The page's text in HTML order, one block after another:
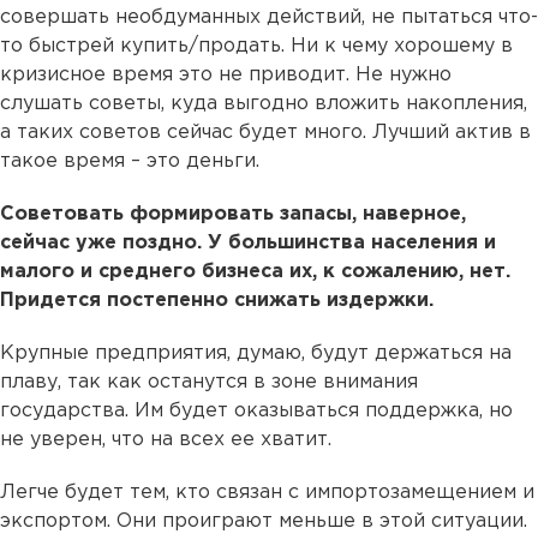
совершать необдуманных действий, не пытаться что-
то быстрей купить/продать. Ни к чему хорошему в
кризисное время это не приводит. Не нужно
слушать советы, куда выгодно вложить накопления,
а таких советов сейчас будет много. Лучший актив в
такое время – это деньги.
Советовать формировать запасы, наверное,
сейчас уже поздно. У большинства населения и
малого и среднего бизнеса их, к сожалению, нет.
Придется постепенно снижать издержки.
Крупные предприятия, думаю, будут держаться на
плаву, так как останутся в зоне внимания
государства. Им будет оказываться поддержка, но
не уверен, что на всех ее хватит.
Легче будет тем, кто связан с импортозамещением и
экспортом. Они проиграют меньше в этой ситуации.